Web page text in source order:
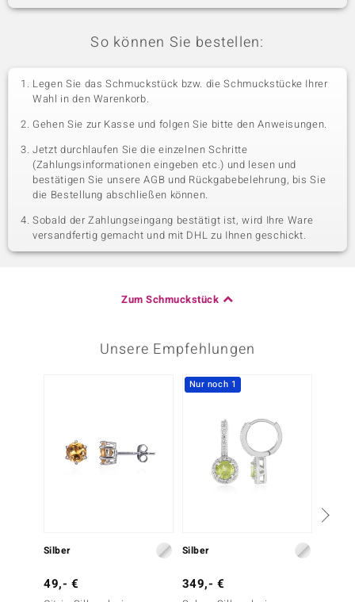
So können Sie bestellen:
Legen Sie das Schmuckstück bzw. die Schmuckstücke Ihrer
Wahl in den Warenkorb.
Gehen Sie zur Kasse und folgen Sie bitte den Anweisungen.
Jetzt durchlaufen Sie die einzelnen Schritte
(Zahlungsinformationen eingeben etc.) und lesen und
bestätigen Sie unsere AGB und Rückgabebelehrung, bis Sie
die Bestellung abschließen können.
Sobald der Zahlungseingang bestätigt ist, wird Ihre Ware
versandfertig gemacht und mit DHL zu Ihnen geschickt.
Zum Schmuckstück
Unsere Empfehlungen
Silber
49,- €
Nur noch 1
Silber
349,- €